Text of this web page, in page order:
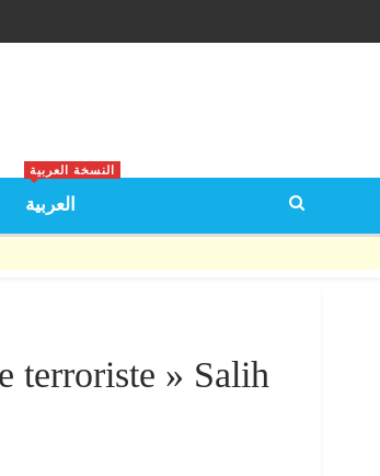
العربية
النسخة العربية
terroriste » Salih